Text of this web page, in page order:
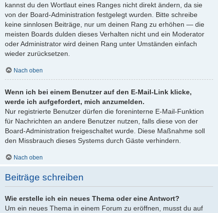
kannst du den Wortlaut eines Ranges nicht direkt ändern, da sie
von der Board-Administration festgelegt wurden. Bitte schreibe
keine sinnlosen Beiträge, nur um deinen Rang zu erhöhen — die
meisten Boards dulden dieses Verhalten nicht und ein Moderator
oder Administrator wird deinen Rang unter Umständen einfach
wieder zurücksetzen.
Nach oben
Wenn ich bei einem Benutzer auf den E-Mail-Link klicke,
werde ich aufgefordert, mich anzumelden.
Nur registrierte Benutzer dürfen die foreninterne E-Mail-Funktion
für Nachrichten an andere Benutzer nutzen, falls diese von der
Board-Administration freigeschaltet wurde. Diese Maßnahme soll
den Missbrauch dieses Systems durch Gäste verhindern.
Nach oben
Beiträge schreiben
Wie erstelle ich ein neues Thema oder eine Antwort?
Um ein neues Thema in einem Forum zu eröffnen, musst du auf